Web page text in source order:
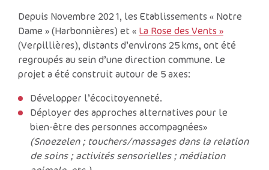
Depuis Novembre 2021, les Etablissements « Notre
Dame » (Harbonnières) et « La Rose des Vents »
(Verpillières), distants d’environs 25 kms, ont été
regroupés au sein d’une direction commune. Le
projet a été construit autour de 5 axes:
Développer l’écocitoyenneté.
Déployer des approches alternatives pour le
bien-être des personnes accompagnées»
(Snoezelen ; touchers/massages dans la relation
de soins ; activités sensorielles ; médiation